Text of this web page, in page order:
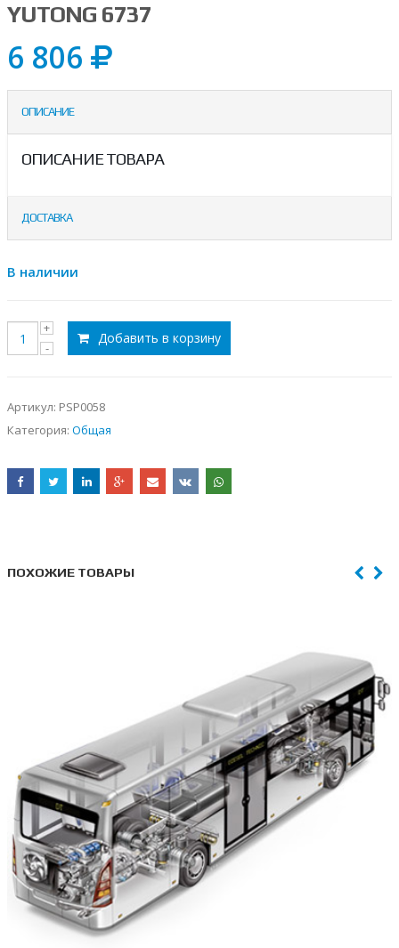
YUTONG 6737
6 806
ОПИСАНИЕ
ОПИСАНИЕ ТОВАРА
ДОСТАВКА
В наличии
Добавить в корзину
Артикул: PSP0058
Категория: Общая
ПОХОЖИЕ ТОВАРЫ